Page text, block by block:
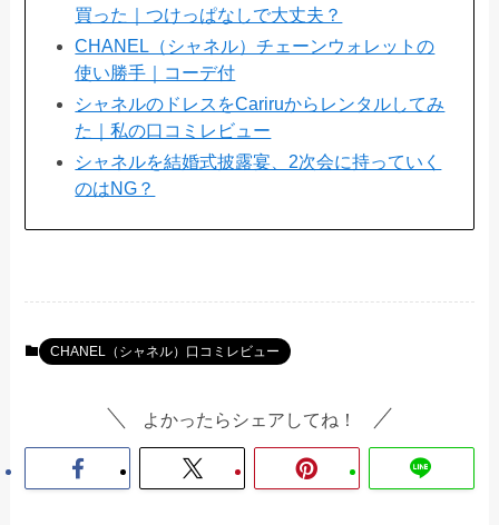
買った｜つけっぱなしで大丈夫？
CHANEL（シャネル）チェーンウォレットの
使い勝手｜コーデ付
シャネルのドレスをCariruからレンタルしてみ
た｜私の口コミレビュー
シャネルを結婚式披露宴、2次会に持っていく
のはNG？
CHANEL（シャネル）口コミレビュー
よかったらシェアしてね！